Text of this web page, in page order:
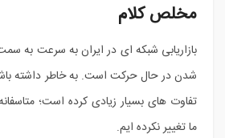
مخلص کلام
بازاریابی شبکه ای در ایران به سرعت به
شدن در حال حرکت است. به خاطر داشته
تفاوت های بسیار زیادی کرده است؛
ما تغییر نکرده ایم.